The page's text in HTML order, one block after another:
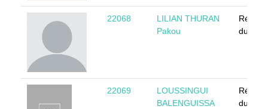
22068
LILIAN THURAN
Pakou
du
22069
LOUSSINGUI
BALENGUISSA
du